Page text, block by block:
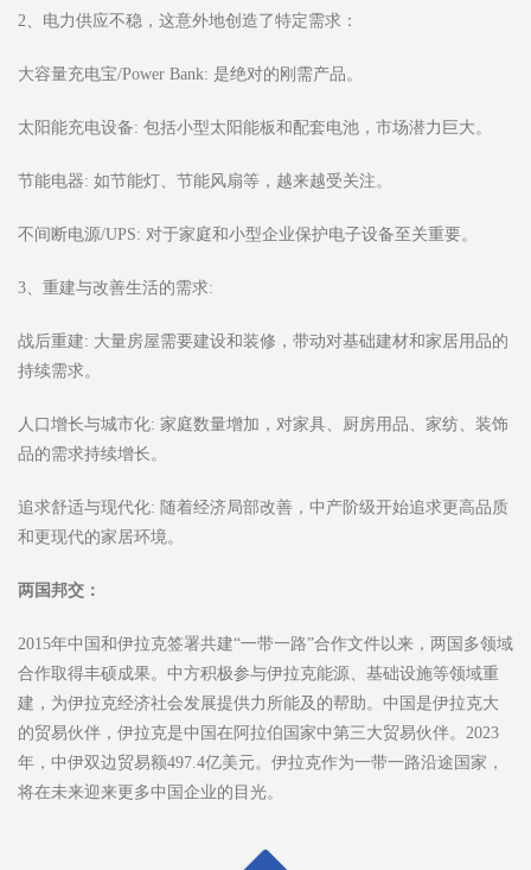
2、电力供应不稳，这意外地创造了特定需求：
大容量充电宝/Power Bank: 是绝对的刚需产品。
太阳能充电设备: 包括小型太阳能板和配套电池，市场潜力巨大。
节能电器: 如节能灯、节能风扇等，越来越受关注。
不间断电源/UPS: 对于家庭和小型企业保护电子设备至关重要。
3、重建与改善生活的需求:
战后重建: 大量房屋需要建设和装修，带动对基础建材和家居用品的
持续需求。
人口增长与城市化: 家庭数量增加，对家具、厨房用品、家纺、装饰
品的需求持续增长。
追求舒适与现代化: 随着经济局部改善，中产阶级开始追求更高品质
和更现代的家居环境。
两国邦交：
2015年中国和伊拉克签署共建“一带一路”合作文件以来，两国多领域
合作取得丰硕成果。中方积极参与伊拉克能源、基础设施等领域重
建，为伊拉克经济社会发展提供力所能及的帮助。中国是伊拉克大
的贸易伙伴，伊拉克是中国在阿拉伯国家中第三大贸易伙伴。2023
年，中伊双边贸易额497.4亿美元。伊拉克作为一带一路沿途国家，
将在未来迎来更多中国企业的目光。